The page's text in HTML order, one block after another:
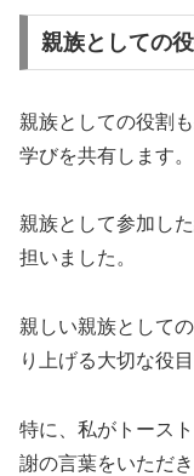
親族としての
親族としての役割
学びを共有します。
親族として参加し
担いました。
親しい親族として
り上げる大切な役目
特に、私がトース
謝の言葉をいただ